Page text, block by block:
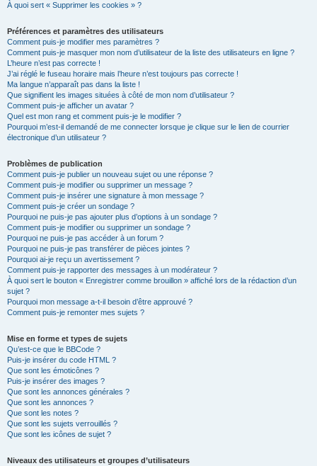
À quoi sert « Supprimer les cookies » ?
Préférences et paramètres des utilisateurs
Comment puis-je modifier mes paramètres ?
Comment puis-je masquer mon nom d’utilisateur de la liste des utilisateurs en ligne ?
L’heure n’est pas correcte !
J’ai réglé le fuseau horaire mais l’heure n’est toujours pas correcte !
Ma langue n’apparaît pas dans la liste !
Que signifient les images situées à côté de mon nom d’utilisateur ?
Comment puis-je afficher un avatar ?
Quel est mon rang et comment puis-je le modifier ?
Pourquoi m’est-il demandé de me connecter lorsque je clique sur le lien de courrier
électronique d’un utilisateur ?
Problèmes de publication
Comment puis-je publier un nouveau sujet ou une réponse ?
Comment puis-je modifier ou supprimer un message ?
Comment puis-je insérer une signature à mon message ?
Comment puis-je créer un sondage ?
Pourquoi ne puis-je pas ajouter plus d’options à un sondage ?
Comment puis-je modifier ou supprimer un sondage ?
Pourquoi ne puis-je pas accéder à un forum ?
Pourquoi ne puis-je pas transférer de pièces jointes ?
Pourquoi ai-je reçu un avertissement ?
Comment puis-je rapporter des messages à un modérateur ?
À quoi sert le bouton « Enregistrer comme brouillon » affiché lors de la rédaction d’un
sujet ?
Pourquoi mon message a-t-il besoin d’être approuvé ?
Comment puis-je remonter mes sujets ?
Mise en forme et types de sujets
Qu’est-ce que le BBCode ?
Puis-je insérer du code HTML ?
Que sont les émoticônes ?
Puis-je insérer des images ?
Que sont les annonces générales ?
Que sont les annonces ?
Que sont les notes ?
Que sont les sujets verrouillés ?
Que sont les icônes de sujet ?
Niveaux des utilisateurs et groupes d’utilisateurs